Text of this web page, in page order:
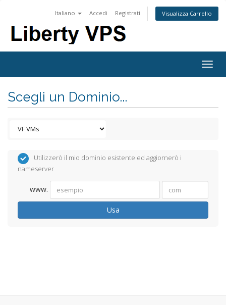
Italiano Accedi Registrati Visualizza Carrello
Scegli un Dominio...
Utilizzerò il mio dominio esistente ed aggiornerò i
nameserver
www.
Usa